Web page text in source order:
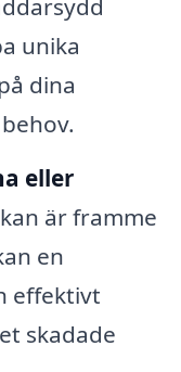
unika
dina
eller
är framme
en
effektivt
skadade